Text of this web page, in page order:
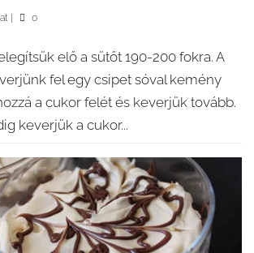
0
elő a sütőt 190-200 fokra. A
fel egy csipet sóval kemény
a cukor felét és keverjük tovább.
keverjük a cukor...